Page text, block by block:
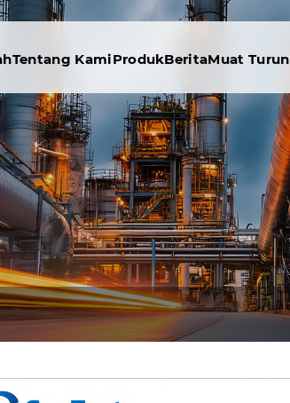
Tentang KamiProdukBeritaMuat Turun